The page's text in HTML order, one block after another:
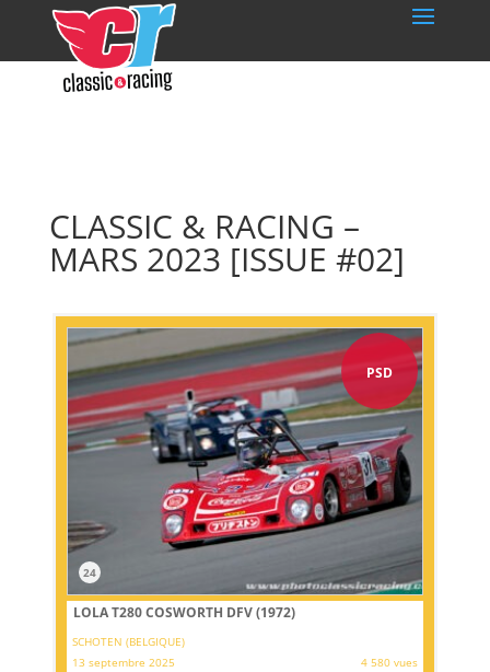
CLASSIC & RACING –
MARS 2023 [ISSUE #02]
PSD
24
LOLA T280 COSWORTH DFV (1972)
SCHOTEN (BELGIQUE)
13 septembre 2025
4 580 vues